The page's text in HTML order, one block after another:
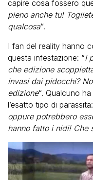
capire cosa fossero
pieno anche tu!
qualcosa“.
I fan del reality hanno
questa infestazione: “I
che edizione
invasi dai pidocchi?
edizione“. Qualcuno
l’esatto tipo di
oppure potrebbero
hanno fatto i nidi! Che